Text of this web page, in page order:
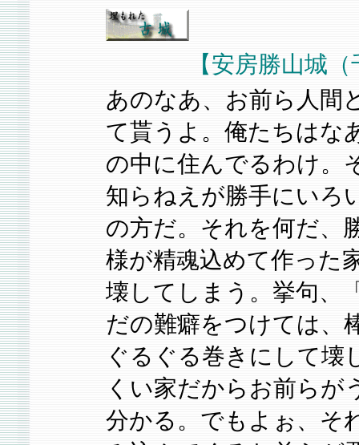
【安房勝山城
あのなあ、お前ら人間
て貰うよ。俺たちはな
の中に住んでるわけ。
知らねえが勝手にいろ
の方だ。それを何だ、
様が精魂込めて作った
壊してしまう。挙句、
だの難癖をつけては、
ぐるぐる巻きにして壊
くい家だからお前らが
分かる。でもよぉ、そ